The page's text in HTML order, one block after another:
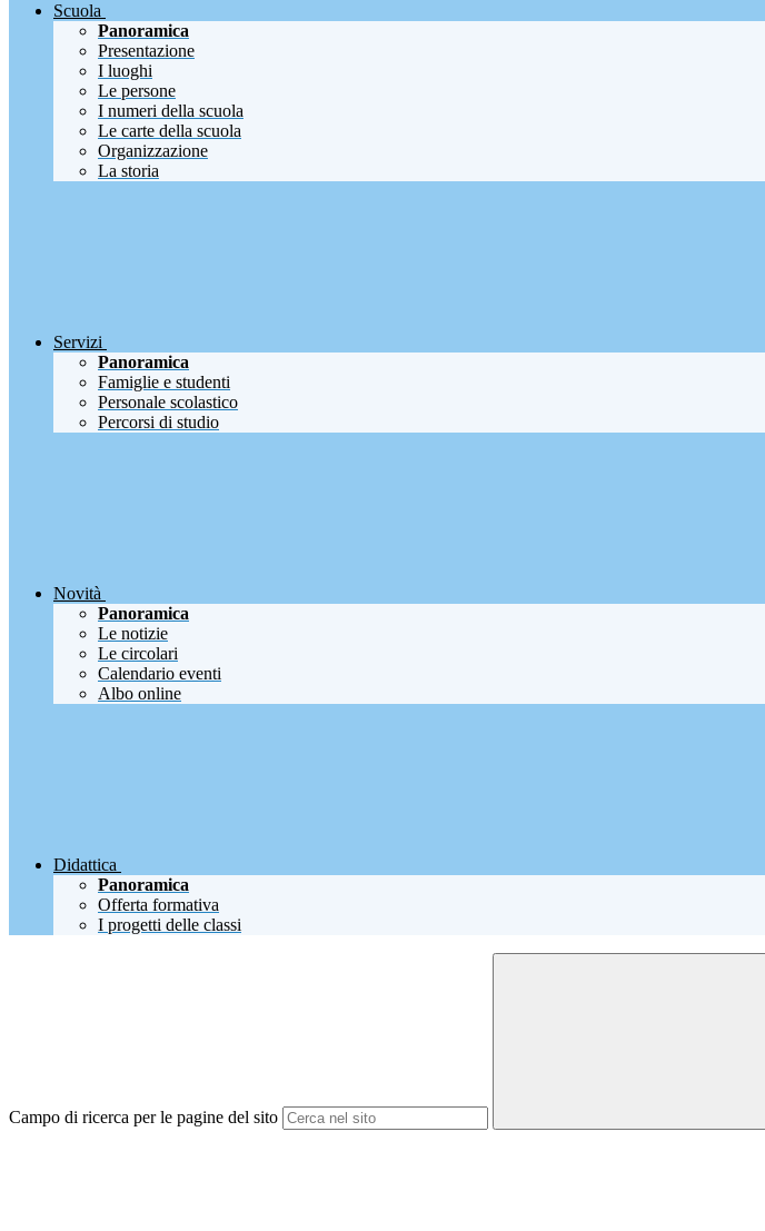
Scuola
Panoramica
Presentazione
I luoghi
Le persone
I numeri della scuola
Le carte della scuola
Organizzazione
La storia
Servizi
Panoramica
Famiglie e studenti
Personale scolastico
Percorsi di studio
Novità
Panoramica
Le notizie
Le circolari
Calendario eventi
Albo online
Didattica
Panoramica
Offerta formativa
I progetti delle classi
Campo di ricerca per le pagine del sito